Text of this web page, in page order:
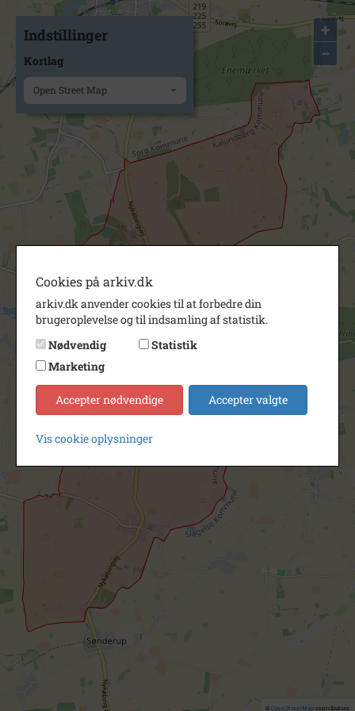
+
−
© OpenStreetMapcontributors.
Indstillinger
Kortlag
Open Street Map
Cookies på arkiv.dk
arkiv.dk anvender cookies til at forbedre din
brugeroplevelse og til indsamling af statistik.
Nødvendig
Statistik
Marketing
Accepter nødvendige Accepter valgte
Vis cookie oplysninger